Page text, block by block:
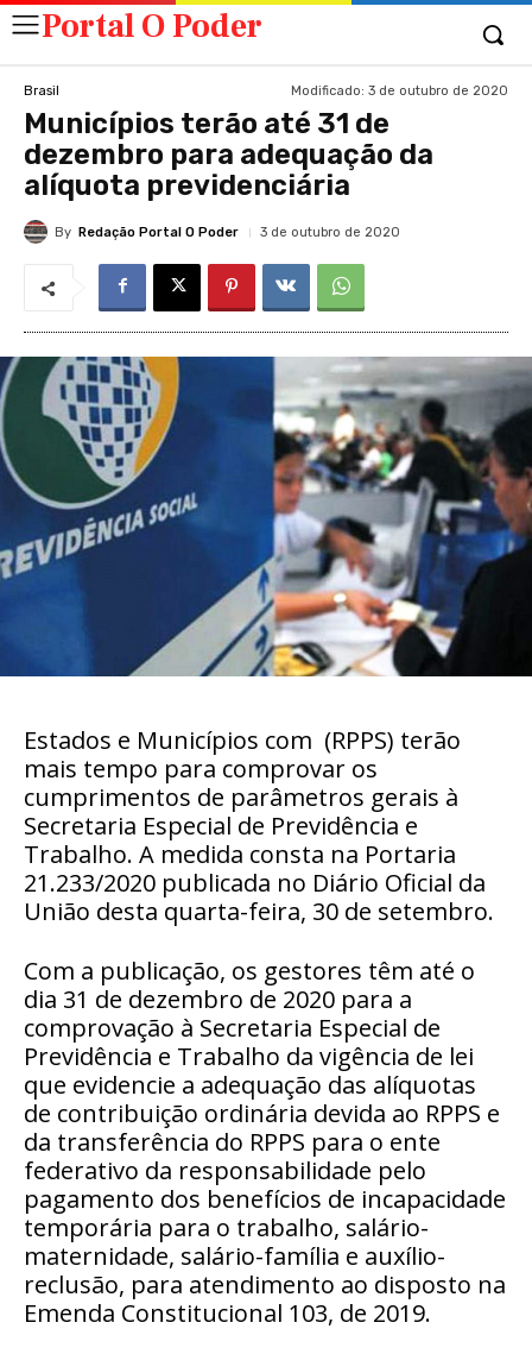
Portal O Poder
Brasil Modificado: 3 de outubro de 2020
Municípios terão até 31 de
dezembro para adequação da
alíquota previdenciária
By Redação Portal O Poder 3 de outubro de 2020
Estados e Municípios com (RPPS) terão
mais tempo para comprovar os
cumprimentos de parâmetros gerais à
Secretaria Especial de Previdência e
Trabalho. A medida consta na Portaria
21.233/2020 publicada no Diário Oficial da
União desta quarta-feira, 30 de setembro.
Com a publicação, os gestores têm até o
dia 31 de dezembro de 2020 para a
comprovação à Secretaria Especial de
Previdência e Trabalho da vigência de lei
que evidencie a adequação das alíquotas
de contribuição ordinária devida ao RPPS e
da transferência do RPPS para o ente
federativo da responsabilidade pelo
pagamento dos benefícios de incapacidade
temporária para o trabalho, salário-
maternidade, salário-família e auxílio-
reclusão, para atendimento ao disposto na
Emenda Constitucional 103, de 2019.